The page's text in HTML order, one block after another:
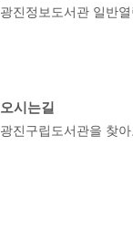
광진정보도서관 일반
오시는길
광진구립도서관을 찾